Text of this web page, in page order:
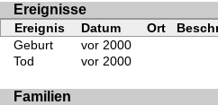
Ereignisse
Ereignis Datum Ort
Geburt
vor 2000
Tod
vor 2000
Familien